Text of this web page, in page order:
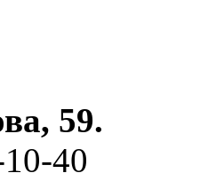
59.
40